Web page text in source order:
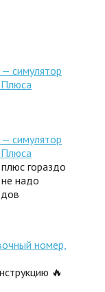
симулятор
симулятор
гораздо
надо
номер,
🔥